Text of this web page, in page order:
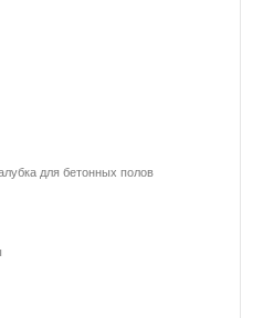
для бетонных полов